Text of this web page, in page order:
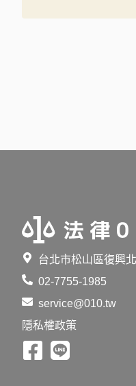
台北市松山區復興
02-7755-1985
service@010.tw
隱私權政策